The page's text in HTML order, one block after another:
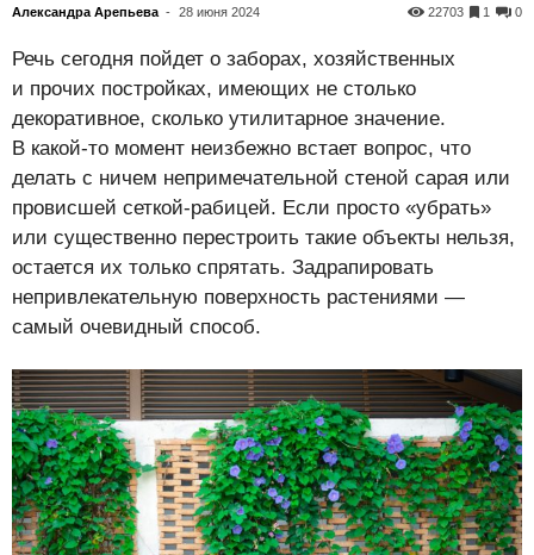
Александра Арепьева - 28 июня 2024 0
1
22703
Речь сегодня пойдет о заборах, хозяйственных
и прочих постройках, имеющих не столько
декоративное, сколько утилитарное значение.
В какой-то момент неизбежно встает вопрос, что
делать с ничем непримечательной стеной сарая или
провисшей сеткой-рабицей. Если просто «убрать»
или существенно перестроить такие объекты нельзя,
остается их только спрятать. Задрапировать
непривлекательную поверхность растениями —
самый очевидный способ.